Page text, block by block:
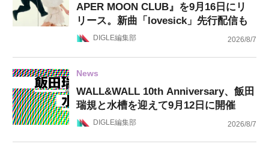
APER MOON CLUB』を9月16日にリ
リース。新曲「lovesick」先行配信も
DIGLE編集部 2026/8/7
News
WALL&WALL 10th Anniversary、飯田
瑞規と水槽を迎えて9月12日に開催
DIGLE編集部 2026/8/7